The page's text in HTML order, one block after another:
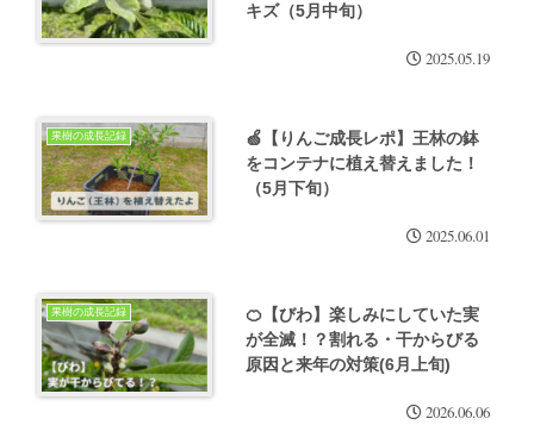
キズ（5月中旬）
2025.05.19
果樹の成長記録
🍏【りんご成長レポ】王林の鉢
をコンテナに植え替えました！
（5月下旬）
2025.06.01
果樹の成長記録
🍊【びわ】楽しみにしていた実
が全滅！？割れる・干からびる
原因と来年の対策(6月上旬)
2026.06.06